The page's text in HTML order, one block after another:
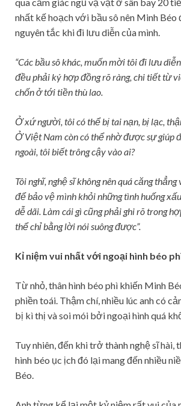
nhất kế hoạch với bầu sô nên Minh Béo
nguyên tắc khi đi lưu diễn của mình.
“Các bầu sô khác, muốn mời tôi đi lưu
đều phải ký hợp đồng rõ ràng, chi tiết từ
chốn ở tới tiền thù lao.
Ở xứ người, tôi có thể bị tai nạn, bị lạc,
Ở Việt Nam còn có thể nhờ được sự giúp
ngoài, tôi biết trông cậy vào ai?
Tôi nghĩ, nghệ sĩ không nên quá căng
để bảo vệ mình khỏi những tình huống
dễ dãi. Làm cái gì cũng phải ghi rõ trong
thể chỉ bằng lời nói suông được”.
Kỉ niệm vui nhất với ngoại hình béo
Từ nhỏ, thân hình béo phì khiến Minh
phiền toái. Thậm chí, nhiều lúc anh có
bị kì thị và soi mói bởi ngoại hình quá
Tuy nhiên, đến khi trở thành nghệ sĩ hài,
hình béo ục ịch đó lại mang đến nhiều
Béo.